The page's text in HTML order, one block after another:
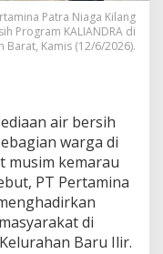
Patra Niaga Kilang
Program KALIANDRA di
Barat, Kamis (12/6/2026).
air bersih
warga di
musim kemarau
PT Pertamina
di
Baru Ilir.